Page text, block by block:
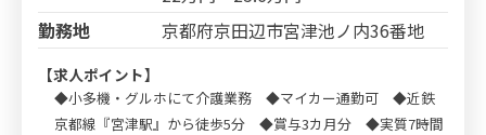
勤務地
京都府京田辺市宮津池ノ内36番地
【求人ポイント】
◆小多機・グルホにて介護業務 ◆マイカー通勤可 ◆近鉄
京都線『宮津駅』から徒歩5分 ◆賞与3カ月分 ◆実質7時間